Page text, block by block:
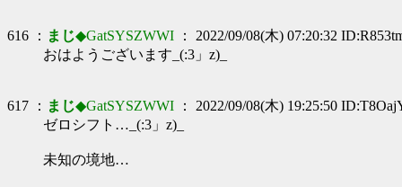
616 ： まじ◆GatSYSZWWI ： 2022/09/08(木) 07:20:32
おはようございます_(:3」z)_
617 ： まじ◆GatSYSZWWI ： 2022/09/08(木) 19:25:50
ゼロシフト…_(:3」z)_
未知の境地…